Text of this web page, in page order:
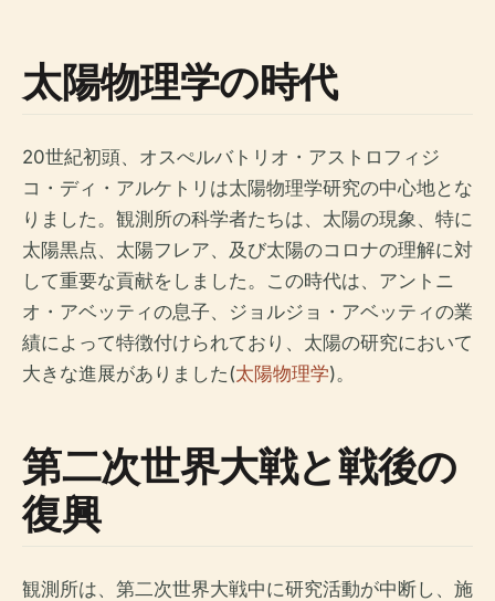
太陽物理学の時代
20世紀初頭、オスぺルバトリオ・アストロフィジ
コ・ディ・アルケトリは太陽物理学研究の中心地とな
りました。観測所の科学者たちは、太陽の現象、特に
太陽黒点、太陽フレア、及び太陽のコロナの理解に対
して重要な貢献をしました。この時代は、アントニ
オ・アベッティの息子、ジョルジョ・アベッティの業
績によって特徴付けられており、太陽の研究において
大きな進展がありました(太陽物理学)。
第二次世界大戦と戦後の
復興
観測所は、第二次世界大戦中に研究活動が中断し、施